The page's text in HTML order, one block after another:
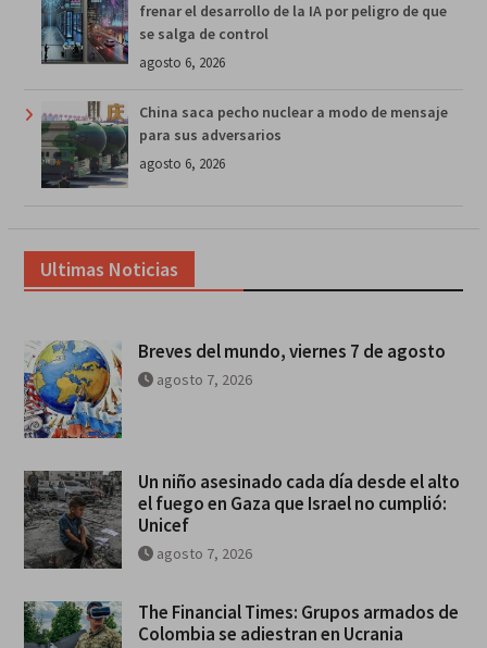
frenar el desarrollo de la IA por peligro de que
se salga de control
agosto 6, 2026
China saca pecho nuclear a modo de mensaje
para sus adversarios
agosto 6, 2026
Ultimas Noticias
Breves del mundo, viernes 7 de agosto
agosto 7, 2026
Un niño asesinado cada día desde el alto
el fuego en Gaza que Israel no cumplió:
Unicef
agosto 7, 2026
The Financial Times: Grupos armados de
Colombia se adiestran en Ucrania